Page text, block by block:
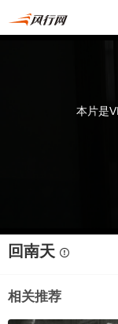
本片是
回南天
相关推荐